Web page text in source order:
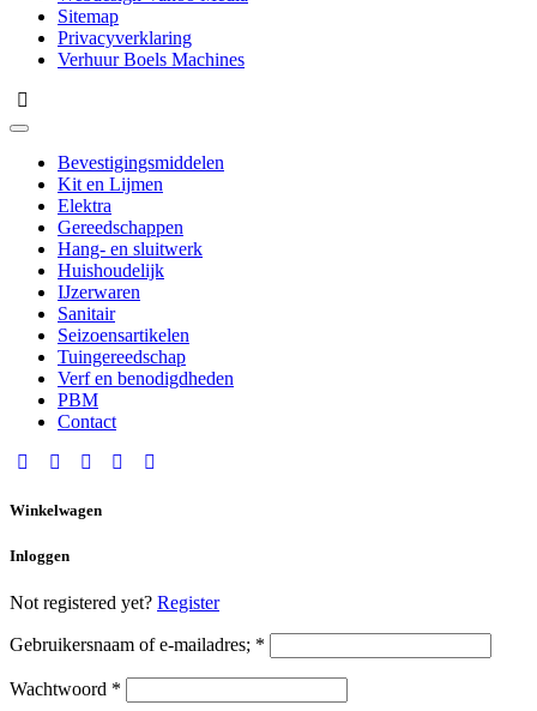
Sitemap
Privacyverklaring
Verhuur Boels Machines
Bevestigingsmiddelen
Kit en Lijmen
Elektra
Gereedschappen
Hang- en sluitwerk
Huishoudelijk
IJzerwaren
Sanitair
Seizoensartikelen
Tuingereedschap
Verf en benodigdheden
PBM
Contact
Winkelwagen
Inloggen
Not registered yet? Register
Gebruikersnaam of e-mailadres; *
Wachtwoord *